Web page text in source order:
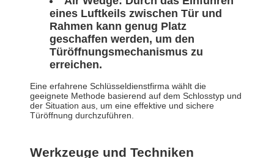
eines Luftkeils zwischen Tür und
Rahmen kann genug Platz
geschaffen werden, um den
Türöffnungsmechanismus zu
erreichen.
Eine erfahrene Schlüsseldienstfirma wählt die
geeignete Methode basierend auf dem Schlosstyp und
der Situation aus, um eine effektive und sichere
Türöffnung durchzuführen.
Werkzeuge und Techniken